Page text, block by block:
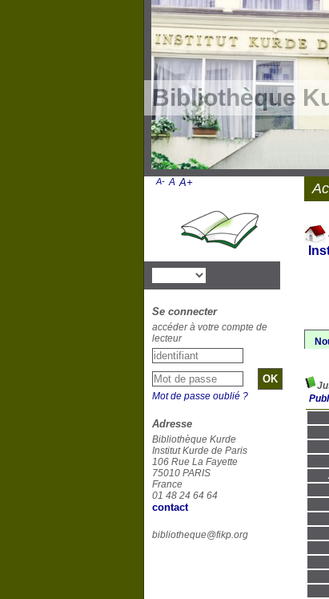
Bibliothèque
A- A A+
Se connecter
accéder à votre compte de
lecteur
Mot de passe oublié ?
Adresse
Bibliothèque Kurde
Institut Kurde de Paris
106 Rue La Fayette
75010 PARIS
France
01 48 24 64 64
contact
bibliotheque@fikp.org